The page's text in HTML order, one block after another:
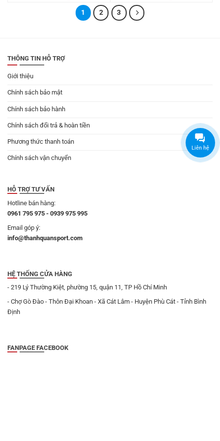
tại
là:
175.000 ₫.
1 2 3
THÔNG TIN HỖ TRỢ
Giới thiệu
Chính sách bảo mật
Chính sách bảo hành
Chính sách đổi trả & hoàn tiền
Phương thức thanh toán
Chính sách vận chuyển
HỖ TRỢ TƯ VẤN
Hotline bán hàng:
0961 795 975 - 0939 975 995
Email góp ý:
info@thanhquansport.com
HỆ THỐNG CỬA HÀNG
- 219 Lý Thường Kiệt, phường 15, quận 11, TP Hồ Chí Minh
- Chợ Gò Đào - Thôn Đại Khoan - Xã Cát Lâm - Huyện Phù Cát - Tỉnh Bình
Định
FANPAGE FACEBOOK
Liên hệ